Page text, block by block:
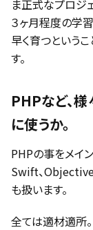
ま正式なプロジ
３ヶ月程度の学
早く育つという
す。
PHPなど、
に使うか。
PHPの事をメイ
Swift、
も扱います。
全ては適材適所。